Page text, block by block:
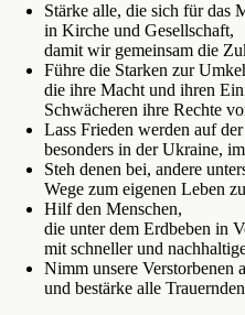
Stärke alle, die sich für das
in Kirche und Gesellschaft,
damit wir gemeinsam die
Führe die Starken zur
die ihre Macht und ihren
Schwächeren ihre Rechte
Lass Frieden werden auf
besonders in der Ukraine,
Steh denen bei, andere
Wege zum eigenen Leben
Hilf den Menschen,
die unter dem Erdbeben in
mit schneller und
Nimm unsere Verstorbenen
und bestärke alle